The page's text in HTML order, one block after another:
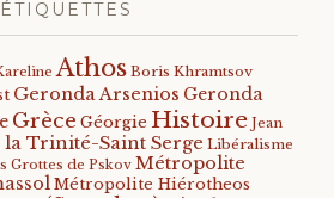
ÉTIQUETTES
Athos Boris Khramtsov
Geronda Arsenios Geronda
Grèce Géorgie Histoire Jean
la Trinité-Saint Serge Libéralisme
Grottes de Pskov Métropolite
Métropolite Hiérotheos